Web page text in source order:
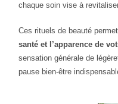
chaque soin vise à
Ces rituels de beauté
santé et l’apparence de
sensation générale de
pause bien-être